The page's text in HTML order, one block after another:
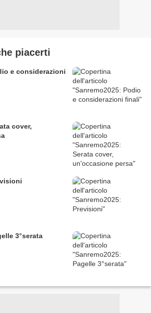
piacerti
e considerazioni
cover,
3°serata